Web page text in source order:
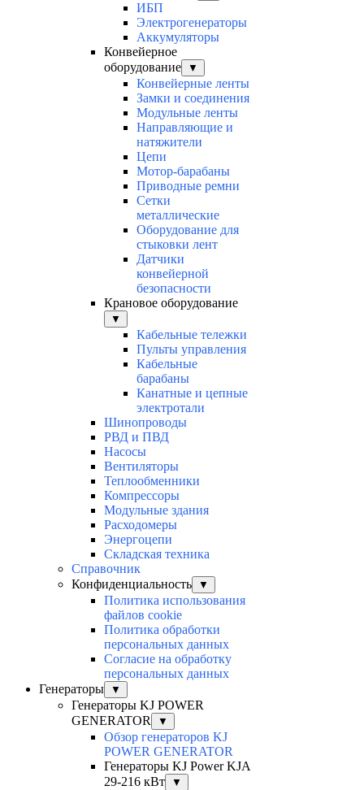
ИБП
Электрогенераторы
Аккумуляторы
Конвейерное
оборудование
▼
Конвейерные ленты
Замки и соединения
Модульные ленты
Направляющие и
натяжители
Цепи
Мотор-барабаны
Приводные ремни
Сетки
металлические
Оборудование для
стыковки лент
Датчики
конвейерной
безопасности
Крановое оборудование
▼
Кабельные тележки
Пульты управления
Кабельные
барабаны
Канатные и цепные
электротали
Шинопроводы
РВД и ПВД
Насосы
Вентиляторы
Теплообменники
Компрессоры
Модульные здания
Расходомеры
Энергоцепи
Складская техника
Справочник
Конфиденциальность
▼
Политика использования
файлов cookie
Политика обработки
персональных данных
Согласие на обработку
персональных данных
Генераторы
▼
Генераторы KJ POWER
GENERATOR
▼
Обзор генераторов KJ
POWER GENERATOR
Генераторы KJ Power KJA
29-216 кВт
▼